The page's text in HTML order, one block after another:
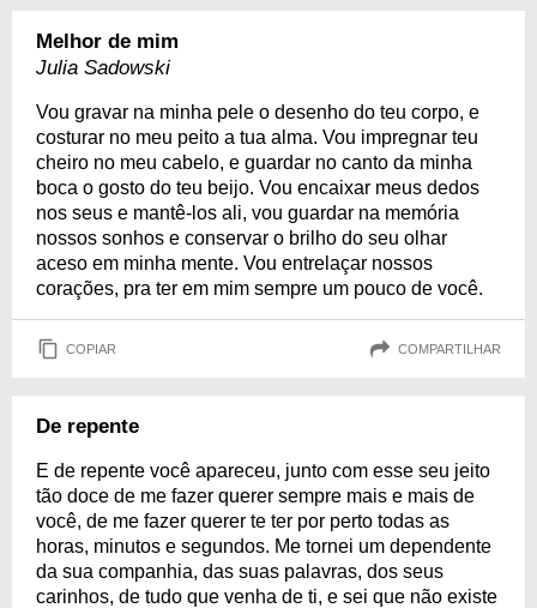
Melhor de mim
Julia Sadowski
Vou gravar na minha pele o desenho do teu corpo, e
costurar no meu peito a tua alma. Vou impregnar teu
cheiro no meu cabelo, e guardar no canto da minha
boca o gosto do teu beijo. Vou encaixar meus dedos
nos seus e mantê-los ali, vou guardar na memória
nossos sonhos e conservar o brilho do seu olhar
aceso em minha mente. Vou entrelaçar nossos
corações, pra ter em mim sempre um pouco de você.
COPIAR COMPARTILHAR
De repente
E de repente você apareceu, junto com esse seu jeito
tão doce de me fazer querer sempre mais e mais de
você, de me fazer querer te ter por perto todas as
horas, minutos e segundos. Me tornei um dependente
da sua companhia, das suas palavras, dos seus
carinhos, de tudo que venha de ti, e sei que não existe